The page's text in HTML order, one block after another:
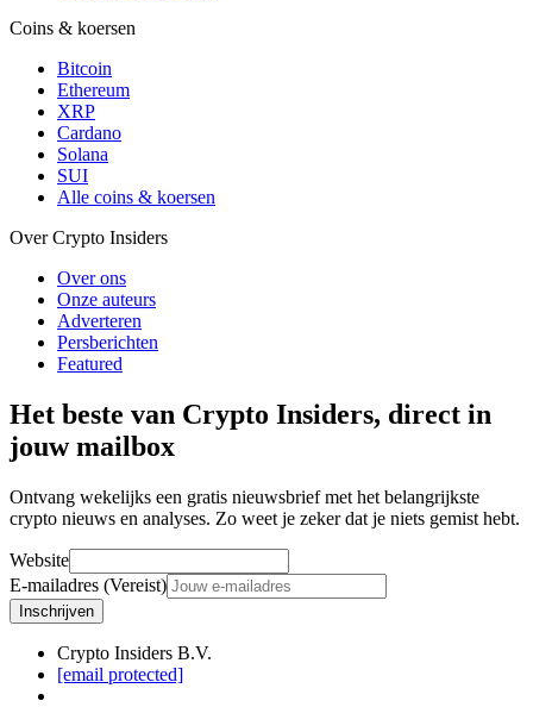
Coins & koersen
Bitcoin
Ethereum
XRP
Cardano
Solana
SUI
Alle coins & koersen
Over Crypto Insiders
Over ons
Onze auteurs
Adverteren
Persberichten
Featured
Het beste van Crypto Insiders, direct in
jouw mailbox
Ontvang wekelijks een gratis nieuwsbrief met het belangrijkste
crypto nieuws en analyses. Zo weet je zeker dat je niets gemist hebt.
Website
E-mailadres (Vereist)
Inschrijven
Crypto Insiders B.V.
[email protected]